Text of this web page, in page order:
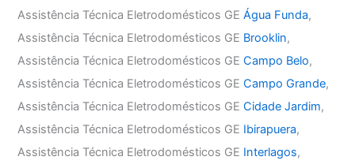
Assistência Técnica Eletrodomésticos GEÁgua Funda,
Assistência Técnica Eletrodomésticos GE Brooklin,
Assistência Técnica Eletrodomésticos GECampo Belo,
Assistência Técnica Eletrodomésticos GECampo Grande,
Assistência Técnica Eletrodomésticos GECidade Jardim,
Assistência Técnica Eletrodomésticos GE Ibirapuera,
Assistência Técnica Eletrodomésticos GE Interlagos,